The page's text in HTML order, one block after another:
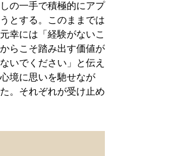
の一手で積極的にアプ
とする。このままでは
幸には「経験がないこ
らこそ踏み出す価値が
いでください」と伝え
境に思いを馳せなが
。それぞれが受け止め